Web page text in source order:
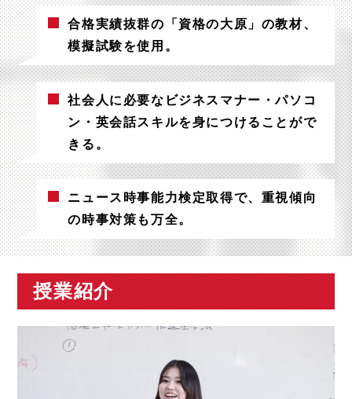
合格実績抜群の「資格の大原」の教材、
模擬試験を使用。
社会人に必要なビジネスマナー・パソコ
ン・英会話スキルを身につけることがで
きる。
ニュース時事能力検定取得で、重視傾向
の時事対策も万全。
授業紹介